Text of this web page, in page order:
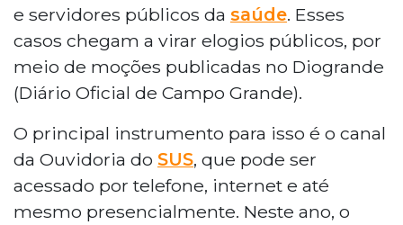
e servidores públicos da saúde. Esses
casos chegam a virar elogios públicos, por
meio de moções publicadas no Diogrande
(Diário Oficial de Campo Grande).
O principal instrumento para isso é o canal
da Ouvidoria do SUS, que pode ser
acessado por telefone, internet e até
mesmo presencialmente. Neste ano, o